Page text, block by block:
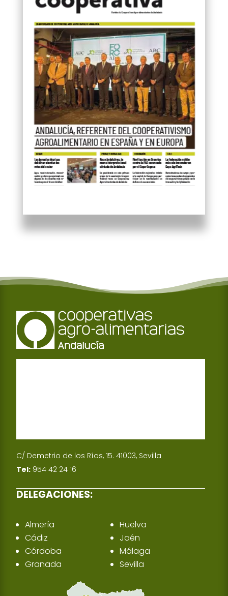
C/ Demetrio de los Ríos, 15. 41003, Sevilla
Tel: 954 42 24 16
DELEGACIONES:
Almería
Cádiz
Córdoba
Granada
Huelva
Jaén
Málaga
Sevilla